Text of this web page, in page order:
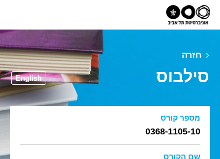
חזרה
סילבוס English
מספר קורס
0368-1105-10
שם הקורס